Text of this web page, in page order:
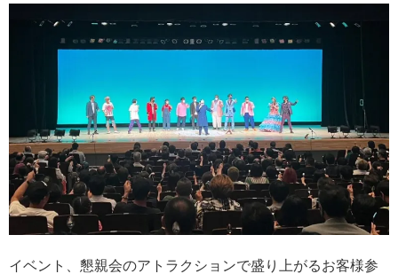
イベント、懇親会のアトラクションで盛り上がるお客様参